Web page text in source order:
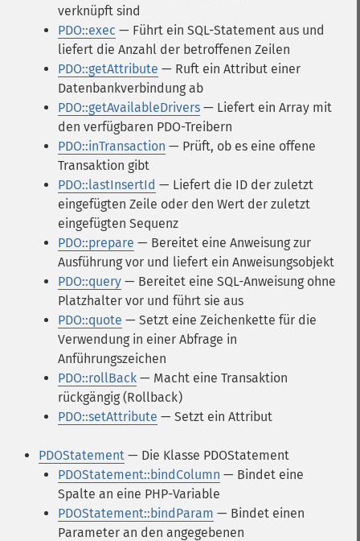
verknüpft sind
PDO::exec — Führt ein SQL-Statement aus und
liefert die Anzahl der betroffenen Zeilen
PDO::getAttribute — Ruft ein Attribut einer
Datenbankverbindung ab
PDO::getAvailableDrivers — Liefert ein Array mit
den verfügbaren PDO-Treibern
PDO::inTransaction — Prüft, ob es eine offene
Transaktion gibt
PDO::lastInsertId — Liefert die ID der zuletzt
eingefügten Zeile oder den Wert der zuletzt
eingefügten Sequenz
PDO::prepare — Bereitet eine Anweisung zur
Ausführung vor und liefert ein Anweisungsobjekt
PDO::query — Bereitet eine SQL-Anweisung ohne
Platzhalter vor und führt sie aus
PDO::quote — Setzt eine Zeichenkette für die
Verwendung in einer Abfrage in
Anführungszeichen
PDO::rollBack — Macht eine Transaktion
rückgängig (Rollback)
PDO::setAttribute — Setzt ein Attribut
PDOStatement — Die Klasse PDOStatement
PDOStatement::bindColumn — Bindet eine
Spalte an eine PHP-Variable
PDOStatement::bindParam — Bindet einen
Parameter an den angegebenen